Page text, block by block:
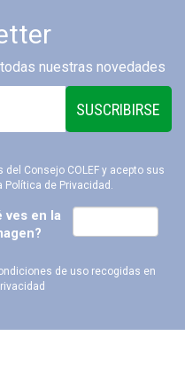
nuestras novedades
SUSCRIBIRSE
Consejo COLEF y acepto sus
Política de Privacidad .
ves en la
de uso recogidas en